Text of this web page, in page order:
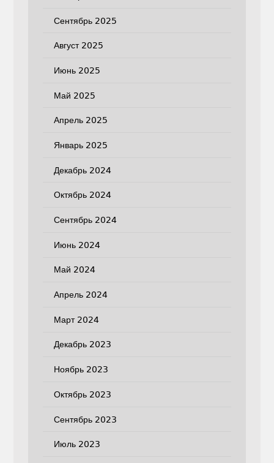
Сентябрь 2025
Август 2025
Июнь 2025
Май 2025
Апрель 2025
Январь 2025
Декабрь 2024
Октябрь 2024
Сентябрь 2024
Июнь 2024
Май 2024
Апрель 2024
Март 2024
Декабрь 2023
Ноябрь 2023
Октябрь 2023
Сентябрь 2023
Июль 2023